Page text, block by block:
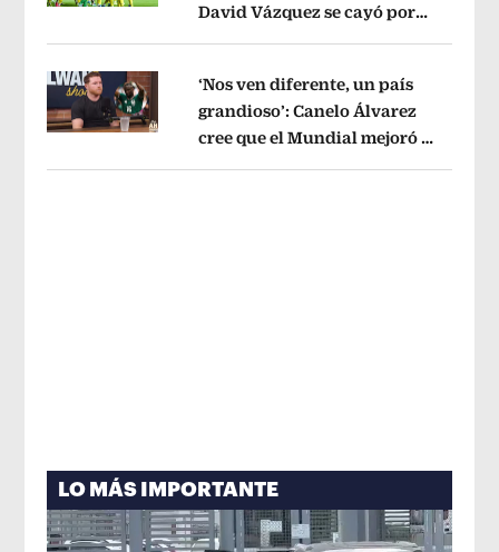
Opens in new windowDavid Vázquez se cayó por
Opens in new window
‘Nos ven diferente, un país
grandioso’: Canelo Álvarez
cree que el Mundial mejoró la
LO MÁS IMPORTANTE